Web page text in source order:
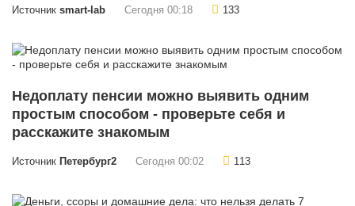
Источник smart-lab Сегодня 00:18 133
Недоплату пенсии можно выявить одним
простым способом - проверьте себя и
расскажите знакомым
Источник Петербург2 Сегодня 00:02 113